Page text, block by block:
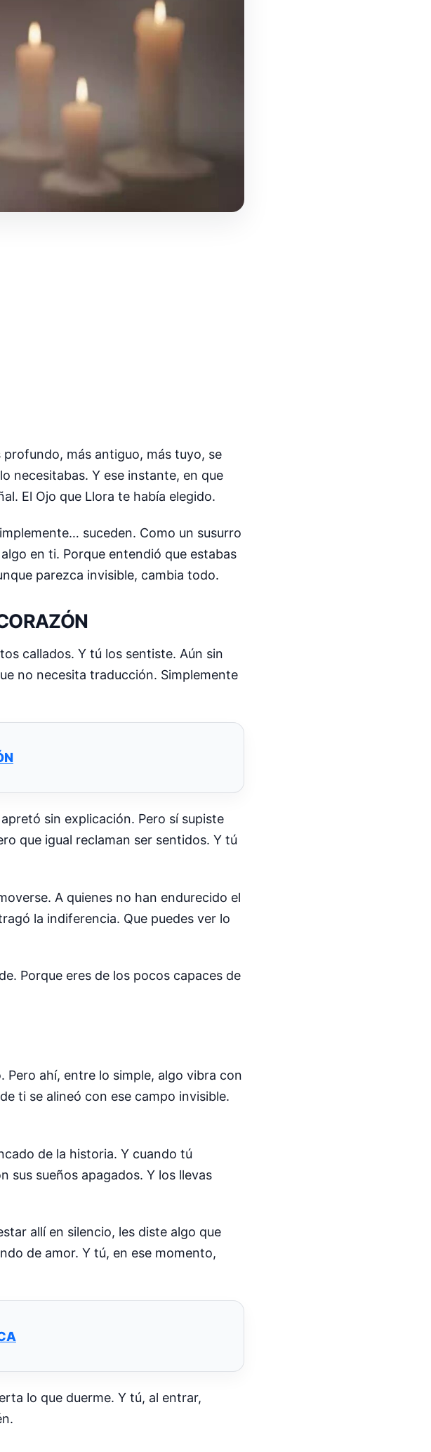
más antiguo, más tuyo, se
necesitabas. Y ese instante, en que
El Ojo que Llora te había elegido.
suceden. Como un susurro
en ti. Porque entendió que estabas
parezca invisible, cambia todo.
callados. Y tú los sentiste. Aún sin
no necesita traducción. Simplemente
sin explicación. Pero sí supiste
que igual reclaman ser sentidos. Y tú
A quienes no han endurecido el
la indiferencia. Que puedes ver lo
Porque eres de los pocos capaces de
Pero ahí, entre lo simple, algo vibra con
ti se alineó con ese campo invisible.
de la historia. Y cuando tú
sus sueños apagados. Y los llevas
allí en silencio, les diste algo que
de amor. Y tú, en ese momento,
lo que duerme. Y tú, al entrar,